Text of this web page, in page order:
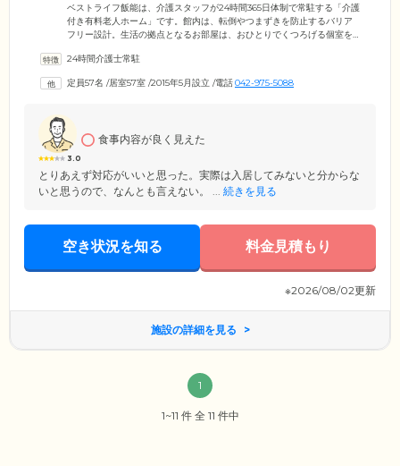
ベストライフ飯能は、介護スタッフが24時間365日体制で常駐する「介護
付き有料老人ホーム」です。館内は、転倒やつまずきを防止するバリア
フリー設計。生活の拠点となるお部屋は、おひとりでくつろげる個室を
ご自身のペースでご使用いただけます。また、急な体調不良やけがに備
けつけ、対応します。お食事は、栄養バランスに配慮したメニューを1日
24時間介護士常駐
定員57名 /居室57室 /2015年5月設立 /電話042-975-5088
3.0
食事内容が良く見えた
とりあえず対応がいいと思った。実際は入居してみないと分からな
いと思うので、なんとも言えない。 ... 続きを見る
空き状況を知る 料金見積もり
※2026/08/02更新
施設の詳細を見る
1
1~11 件 全 11 件中